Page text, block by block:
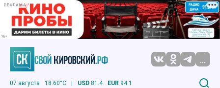
РЕКЛАМА
...
07 августа 18.60°C | USD 81.4 EUR 94.1